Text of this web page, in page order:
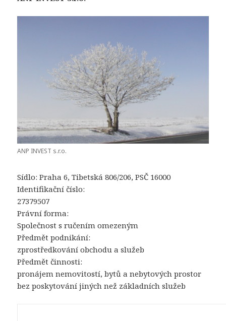
ANP INVEST s.r.o.
Sídlo: Praha 6, Tibetská 806/206, PSČ 16000
Identifikační číslo:
27379507
Právní forma:
Společnost s ručením omezeným
Předmět podnikání:
zprostředkování obchodu a služeb
Předmět činnosti:
pronájem nemovitostí, bytů a nebytových prostor
bez poskytování jiných než základních služeb